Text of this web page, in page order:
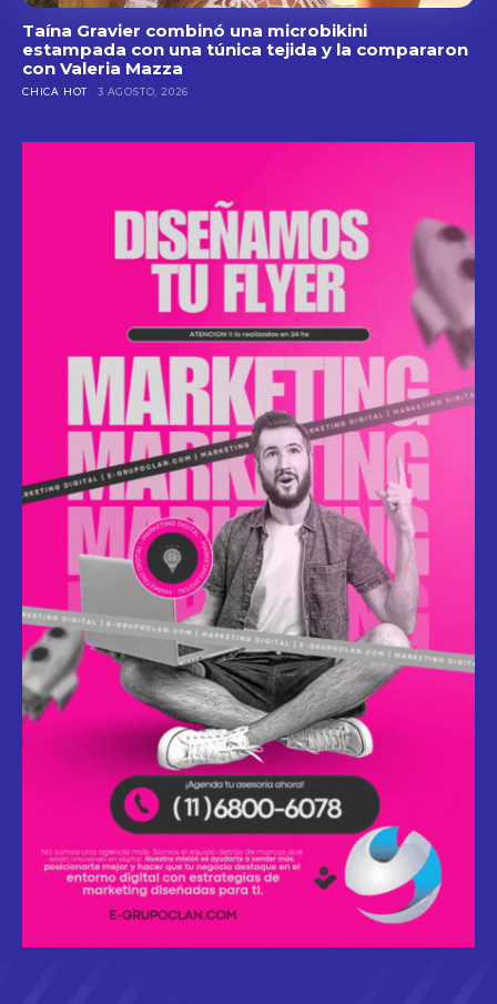
Taína Gravier combinó una microbikini
estampada con una túnica tejida y la compararon
con Valeria Mazza
CHICA HOT 3 AGOSTO, 2026